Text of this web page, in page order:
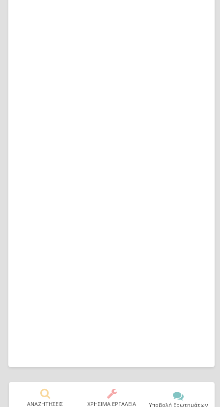
ΑΝΑΖΗΤΗΣΕΙΣ ΧΡΗΣΙΜΑ ΕΡΓΑΛΕΙΑ Υποβολή Ερωτημάτων